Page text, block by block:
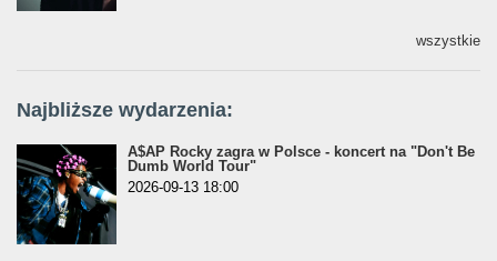
wszystkie
Najbliższe wydarzenia:
A$AP Rocky zagra w Polsce - koncert na "Don't Be
Dumb World Tour"
2026-09-13 18:00